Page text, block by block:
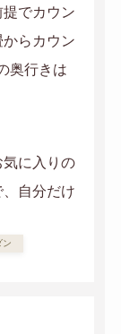
でカウン
らカウン
奥行きは
に入りの
自分だけ
ン